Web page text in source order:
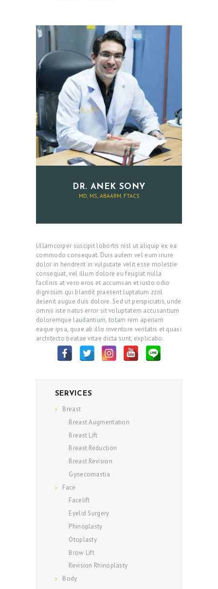
SERVICES
BEAUTY TIPS
PATIENT REVIEWS
PRE & POST CAUTION
CONSULT & RESERVATION
DR. ANEK SONY
MD, MS, ABAARM, FTACS
Ullamcorper suscipit lobortis nisl ut aliquip ex ea
commodo consequat. Duis autem vel eum iriure
dolor in hendrerit in vulputate velit esse molestie
consequat, vel illum dolore eu feugiat nulla
facilisis at vero eros et accumsan et iusto odio
dignissim qui blandit praesent luptatum zzril
delenit augue duis dolore. Sed ut perspiciatis, unde
omnis iste natus error sit voluptatem accusantium
doloremque laudantium, totam rem aperiam
eaque ipsa, quae ab illo inventore veritatis et quasi
architecto beatae vitae dicta sunt, explicabo.
SERVICES
Breast
Breast Augmentation
Breast Lift
Breast Reduction
Breast Revision
Gynecomastia
Face
Facelift
Eyelid Surgery
Phinoplasty
Otoplasty
Brow Lift
Revision Rhinoplasty
Body